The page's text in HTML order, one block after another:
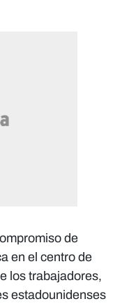
de
en el centro de
los trabajadores,
estadounidenses